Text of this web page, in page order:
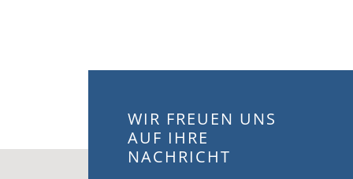
WIR FREUEN UNS
AUF IHRE
NACHRICHT